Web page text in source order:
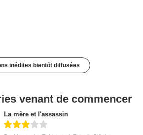
inédites bientôt diffusées
venant de commencer
La mère et l'assassin